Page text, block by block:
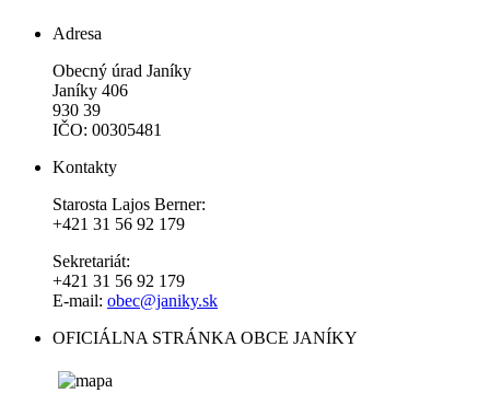
Adresa
Obecný úrad Janíky
Janíky 406
930 39
IČO: 00305481
Kontakty
Starosta Lajos Berner:
+421 31 56 92 179
Sekretariát:
+421 31 56 92 179
E-mail: obec@janiky.sk
OFICIÁLNA STRÁNKA OBCE JANÍKY